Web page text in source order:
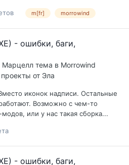
m[fr] morrowind
- ошибки, баги,
Марцелл тема в Morrowind
от Эла
иконок надписи. Остальные
Возможно с чем-то
или у нас такая сборка...
- ошибки, баги,